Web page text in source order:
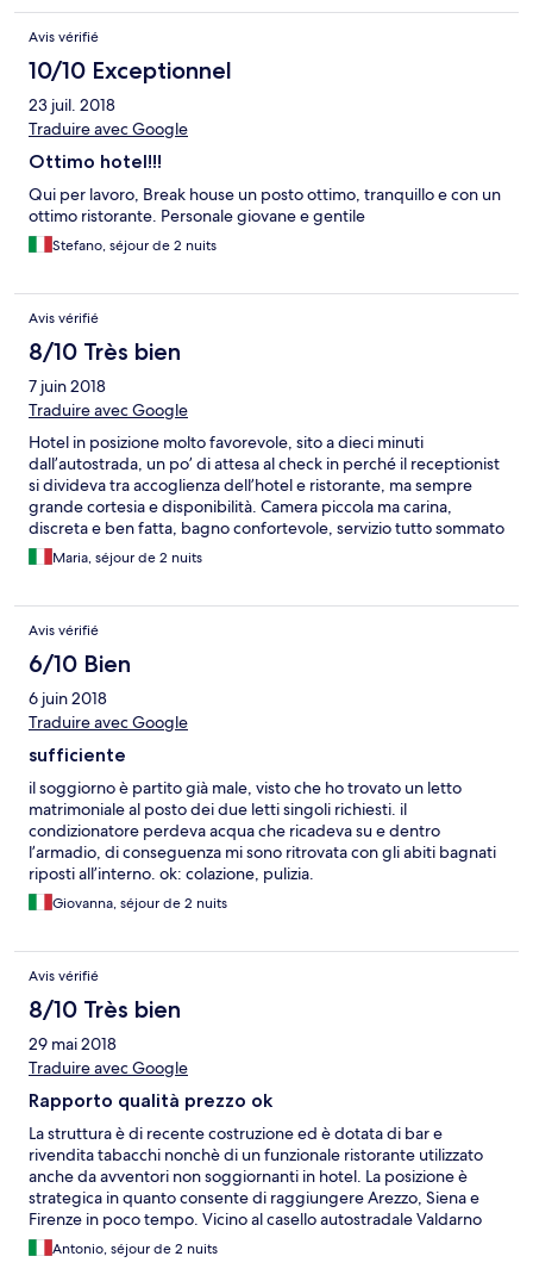
Avis vérifié
10/10 Exceptionnel
23 juil. 2018
Traduire avec Google
Ottimo hotel!!!
Qui per lavoro, Break house un posto ottimo, tranquillo e con un
ottimo ristorante. Personale giovane e gentile
Stefano, séjour de 2 nuits
Avis vérifié
8/10 Très bien
7 juin 2018
Traduire avec Google
Hotel in posizione molto favorevole, sito a dieci minuti
dall’autostrada, un po’ di attesa al check in perché il receptionist
si divideva tra accoglienza dell’hotel e ristorante, ma sempre
grande cortesia e disponibilità. Camera piccola ma carina,
discreta e ben fatta, bagno confortevole, servizio tutto sommato
buono. Colazione ottima, soprattutto le crostate e le torte,
esterni carini, soprattutto i tavoli fuori. Non ho avuto possibilità
Prezzo molto competitivo nella zona.
Maria, séjour de 2 nuits
Avis vérifié
6/10 Bien
6 juin 2018
Traduire avec Google
sufficiente
il soggiorno è partito già male, visto che ho trovato un letto
matrimoniale al posto dei due letti singoli richiesti. il
condizionatore perdeva acqua che ricadeva su e dentro
l’armadio, di conseguenza mi sono ritrovata con gli abiti bagnati
riposti all’interno. ok: colazione, pulizia.
Giovanna, séjour de 2 nuits
Avis vérifié
8/10 Très bien
29 mai 2018
Traduire avec Google
Rapporto qualità prezzo ok
La struttura è di recente costruzione ed è dotata di bar e
rivendita tabacchi nonchè di un funzionale ristorante utilizzato
anche da avventori non soggiornanti in hotel. La posizione è
strategica in quanto consente di raggiungere Arezzo, Siena e
Firenze in poco tempo. Vicino al casello autostradale Valdarno
sulla A1. L'unico problema riscontrato è stato l'impossibilità di
usare l'aria condizionata ma credo che si sia trattato di un
Antonio, séjour de 2 nuits